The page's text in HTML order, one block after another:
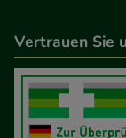
Vertrauen Sie